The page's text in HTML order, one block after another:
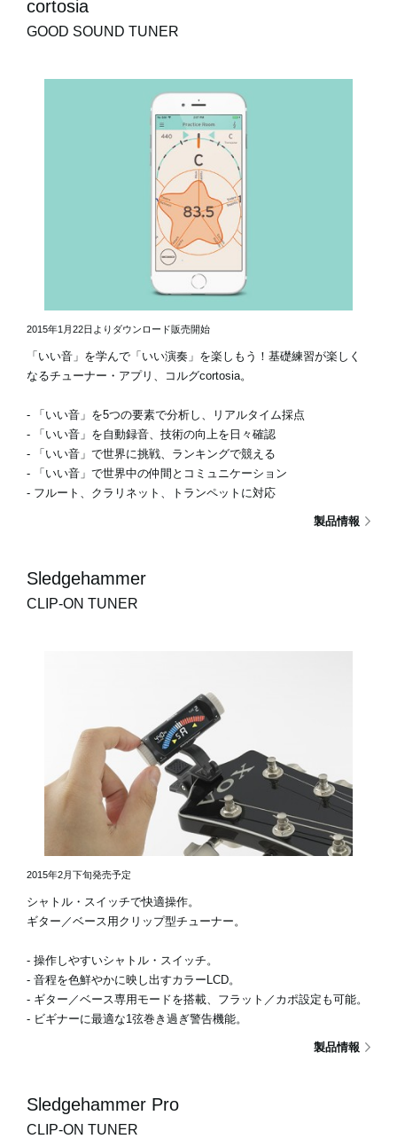
cortosia
GOOD SOUND TUNER
2015年1月22日よりダウンロード販売開始
「いい音」を学んで「いい演奏」を楽しもう！基礎練習が楽しく
なるチューナー・アプリ、コルグcortosia。
- 「いい音」を5つの要素で分析し、リアルタイム採点
- 「いい音」を自動録音、技術の向上を日々確認
- 「いい音」で世界に挑戦、ランキングで競える
- 「いい音」で世界中の仲間とコミュニケーション
- フルート、クラリネット、トランペットに対応
製品情報
Sledgehammer
CLIP-ON TUNER
2015年2月下旬発売予定
シャトル・スイッチで快適操作。
ギター／ベース用クリップ型チューナー。
- 操作しやすいシャトル・スイッチ。
- 音程を色鮮やかに映し出すカラーLCD。
- ギター／ベース専用モードを搭載、フラット／カポ設定も可能。
- ビギナーに最適な1弦巻き過ぎ警告機能。
製品情報
Sledgehammer Pro
CLIP-ON TUNER